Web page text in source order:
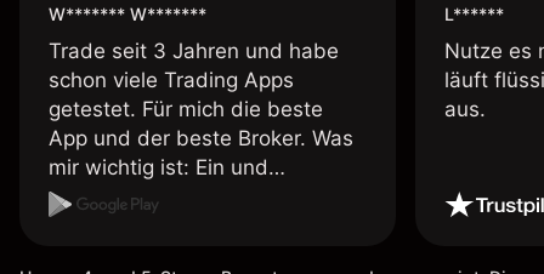
W******* W*******
Trade seit 3 Jahren und habe
schon viele Trading Apps
getestet. Für mich die beste
App und der beste Broker. Was
mir wichtig ist: Ein und
Auszahlungen per Kreditkarte
L******
Nutze es
läuft
aus.